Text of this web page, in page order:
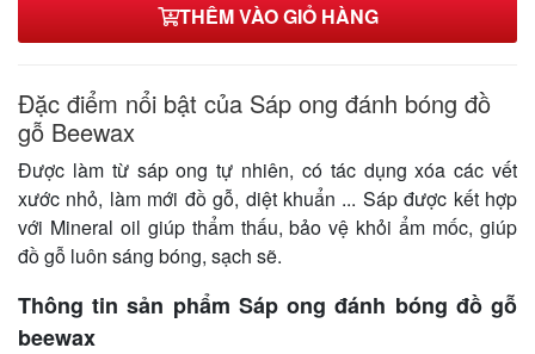
THÊM VÀO GIỎ HÀNG
Đặc điểm nổi bật của Sáp ong đánh bóng đồ
gỗ Beewax
Được làm từ sáp ong tự nhiên, có tác dụng xóa các vết
xước nhỏ, làm mới đồ gỗ, diệt khuẩn ... Sáp được kết hợp
với Mineral oil giúp thẩm thấu, bảo vệ khỏi ẩm mốc, giúp
đồ gỗ luôn sáng bóng, sạch sẽ.
Thông tin sản phẩm Sáp ong đánh bóng đồ gỗ
beewax